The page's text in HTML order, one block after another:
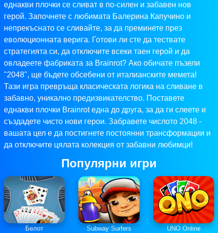
еднакви плочки се сливат в по-силен и забавен нов
герой. Започнете с любимата Балерина Капучино и
непрекъснато се сливайте, за да преминете през
еволюционната верига. Готови ли сте да тествате
стратегията си, да отключите всеки таен герой и да
овладеете фабриката за Brainrot? Ако обичате пъзели
"2048", ще бъдете обсебени от италианските мемета!
Тази игра превръща класическата логика на сливане в
забавно, уникално предизвикателство. Поставете
еднакви плочки Brainrot една до друга, за да ги слеете и
създадете чисто нови герои. Забравете числото 2048 -
вашата цел е да постигнете постоянни трансформации и
да отключите цялата колекция от забавни любимци!
Популярни игри
Белот Subway Surfers UNO Online